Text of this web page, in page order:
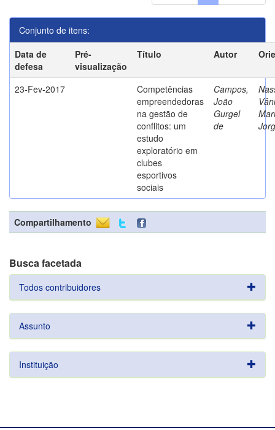
Conjunto de itens:
Data de
defesa
Pré-
visualização
Título Autor
23-Fev-2017
Competências
empreendedoras
na gestão de
conflitos: um
estudo
exploratório em
clubes
esportivos
sociais
Campos,
João
Gurgel
de
Compartilhamento
Busca facetada
Todos contribuidores
Assunto
Instituição